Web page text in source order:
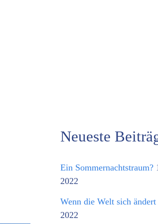
Neueste
Ein Sommernachtstraum?
2022
Wenn die Welt sich ändert
2022
K
t
g